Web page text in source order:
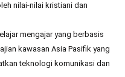
nilai-nilai kristiani dan
mengajar yang berbasis
kawasan Asia Pasifik yang
teknologi komunikasi dan